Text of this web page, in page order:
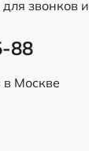
звонков
88
в Москве